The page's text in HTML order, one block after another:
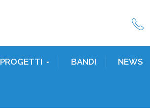
PROGETTI BANDI NEWS